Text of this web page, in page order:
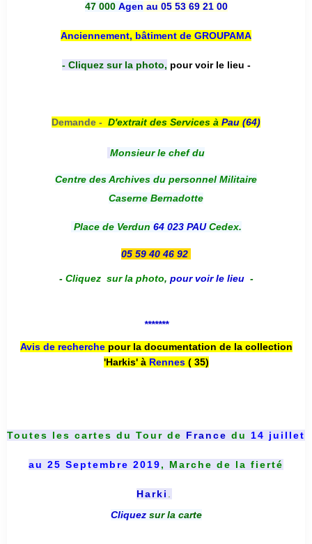
47 000 Agen au 05 53 69 21 00
Anciennement, bâtiment de GROUPAMA
- Cliquez sur la photo, pour voir le lieu -
Demande - D'extrait des Services à Pau (64)
Monsieur le chef du
Centre des Archives du personnel Militaire
Caserne Bernadotte
Place de Verdun 64 023 PAUCedex.
05 59 40 46 92
- Cliquez sur la photo, pour voir le lieu -
*******
Avis de recherche pour la documentation de la collection
'Harkis' à Rennes( 35)
Toutes les cartes du Tour de France du 14 juillet
au 25 Septembre 2019, Marche de la fierté
Harki
Cliquez sur la carte